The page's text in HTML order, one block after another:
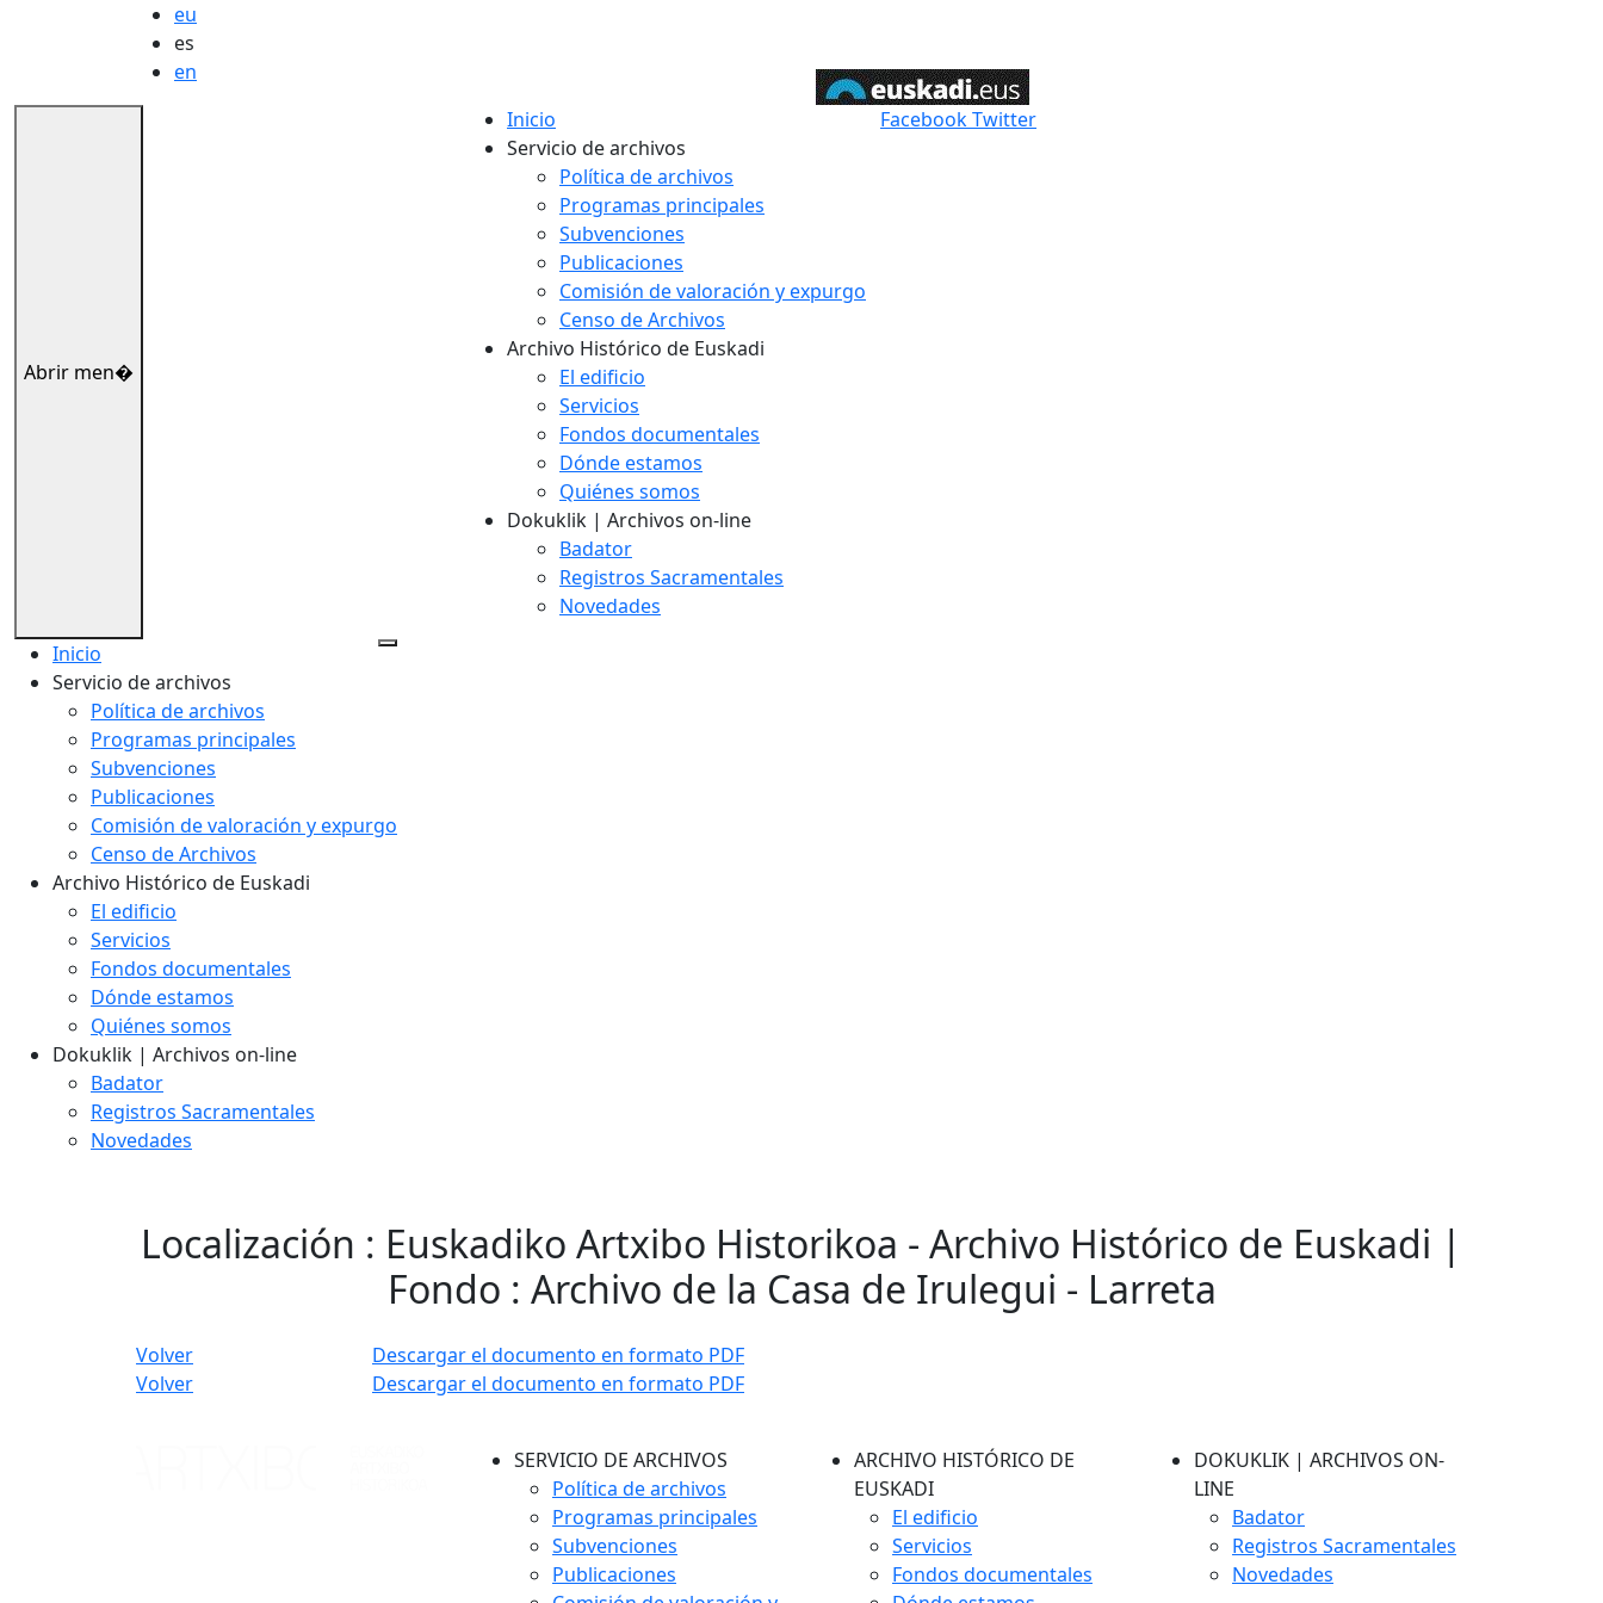
eu
es
en
Abrir men�
Inicio
Servicio de archivos
Política de archivos
Programas principales
Subvenciones
Publicaciones
Comisión de valoración y expurgo
Censo de Archivos
Archivo Histórico de Euskadi
El edificio
Servicios
Fondos documentales
Dónde estamos
Quiénes somos
Dokuklik | Archivos on-line
Badator
Registros Sacramentales
Novedades
FacebookTwitter
Inicio
Servicio de archivos
Política de archivos
Programas principales
Subvenciones
Publicaciones
Comisión de valoración y expurgo
Censo de Archivos
Archivo Histórico de Euskadi
El edificio
Servicios
Fondos documentales
Dónde estamos
Quiénes somos
Dokuklik | Archivos on-line
Badator
Registros Sacramentales
Novedades
Localización : Euskadiko Artxibo Historikoa - Archivo Histórico de Euskadi |
Fondo : Archivo de la Casa de Irulegui - Larreta
Volver
Descargar el documento en formato PDF
Volver
Descargar el documento en formato PDF
SERVICIO DE ARCHIVOS
Política de archivos
Programas principales
Subvenciones
Publicaciones
ARCHIVO HISTÓRICO DE
EUSKADI
El edificio
Servicios
Fondos documentales
DOKUKLIK | ARCHIVOS ON-
LINE
Badator
Registros Sacramentales
Novedades